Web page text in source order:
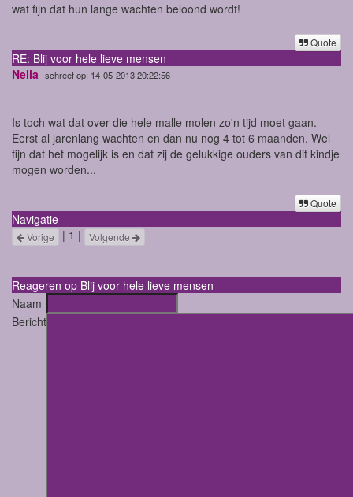
wat fijn dat hun lange wachten beloond wordt!
Quote
RE: Blij voor hele lieve mensen
Nelia schreef op: 14-05-2013 20:22:56
Is toch wat dat over die hele malle molen zo'n tijd moet gaan.
Eerst al jarenlang wachten en dan nu nog 4 tot 6 maanden. Wel
fijn dat het mogelijk is en dat zij de gelukkige ouders van dit kindje
mogen worden...
Quote
Navigatie
Vorige | 1 | Volgende
Reageren op Blij voor hele lieve mensen
Naam
Bericht